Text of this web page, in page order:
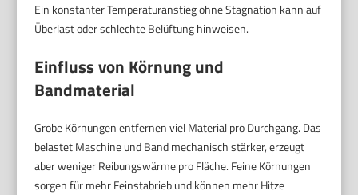
Ein konstanter Temperaturanstieg ohne Stagnation kann auf
Überlast oder schlechte Belüftung hinweisen.
Einfluss von Körnung und
Bandmaterial
Grobe Körnungen entfernen viel Material pro Durchgang. Das
belastet Maschine und Band mechanisch stärker, erzeugt
aber weniger Reibungswärme pro Fläche. Feine Körnungen
sorgen für mehr Feinstabrieb und können mehr Hitze